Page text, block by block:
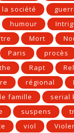
société
humour
Mort
Paris
procès
Rapt
régional
famille
serial
suspens
viol